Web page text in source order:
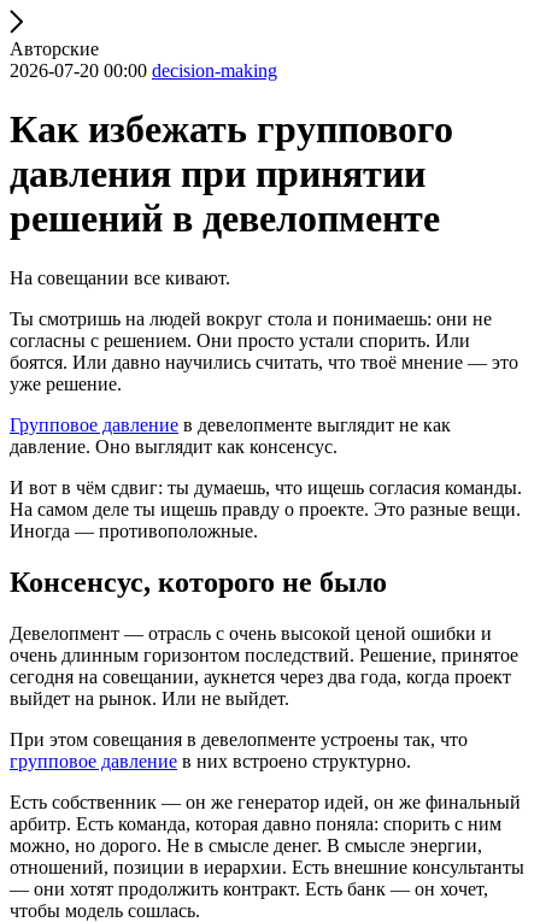
Авторские
2026-07-20 00:00 decision-making
Как избежать группового
давления при принятии
решений в девелопменте
На совещании все кивают.
Ты смотришь на людей вокруг стола и понимаешь: они не
согласны с решением. Они просто устали спорить. Или
боятся. Или давно научились считать, что твоё мнение — это
уже решение.
Групповое давление в девелопменте выглядит не как
давление. Оно выглядит как консенсус.
И вот в чём сдвиг: ты думаешь, что ищешь согласия команды.
На самом деле ты ищешь правду о проекте. Это разные вещи.
Иногда — противоположные.
Консенсус, которого не было
Девелопмент — отрасль с очень высокой ценой ошибки и
очень длинным горизонтом последствий. Решение, принятое
сегодня на совещании, аукнется через два года, когда проект
выйдет на рынок. Или не выйдет.
При этом совещания в девелопменте устроены так, что
групповое давление в них встроено структурно.
Есть собственник — он же генератор идей, он же финальный
арбитр. Есть команда, которая давно поняла: спорить с ним
можно, но дорого. Не в смысле денег. В смысле энергии,
отношений, позиции в иерархии. Есть внешние консультанты
— они хотят продолжить контракт. Есть банк — он хочет,
чтобы модель сошлась.